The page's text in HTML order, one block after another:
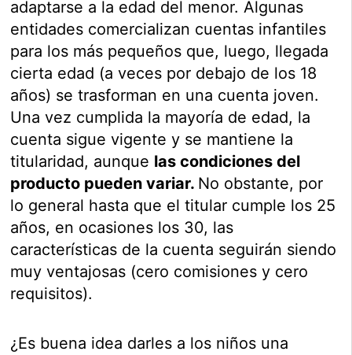
adaptarse a la edad del menor. Algunas
entidades comercializan cuentas infantiles
para los más pequeños que, luego, llegada
cierta edad (a veces por debajo de los 18
años) se trasforman en una cuenta joven.
Una vez cumplida la mayoría de edad, la
cuenta sigue vigente y se mantiene la
titularidad, aunque las condiciones del
producto pueden variar. No obstante, por
lo general hasta que el titular cumple los 25
años, en ocasiones los 30, las
características de la cuenta seguirán siendo
muy ventajosas (cero comisiones y cero
requisitos).
¿Es buena idea darles a los niños una